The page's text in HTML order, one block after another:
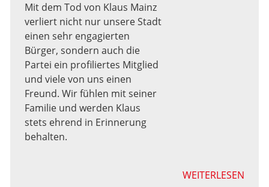
Mit dem Tod von Klaus Mainz
verliert nicht nur unsere Stadt
einen sehr engagierten
Bürger, sondern auch die
Partei ein profiliertes Mitglied
und viele von uns einen
Freund. Wir fühlen mit seiner
Familie und werden Klaus
stets ehrend in Erinnerung
behalten.
WEITERLESEN